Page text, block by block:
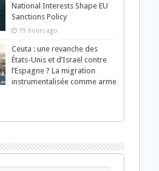
National Interests Shape EU
Sanctions Policy
19 hours ago
Ceuta : une revanche des
États-Unis et d’Israël contre
l’Espagne ? La migration
instrumentalisée comme arme